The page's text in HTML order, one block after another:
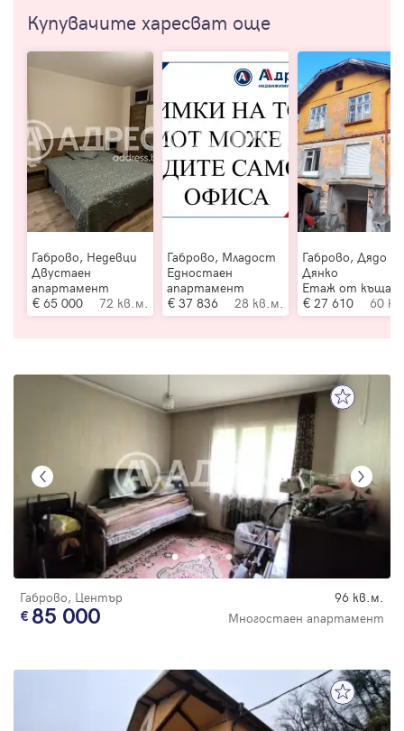
Купувачите харесват още
Габрово, Недевци
Двустаен
апартамент
65 000
72 кв.м.
Габрово, Младост
Едностаен
апартамент
37 836
28 кв.м.
Габрово, Дядо
Дянко
Етаж от къща
27 610
60
Габрово, Център 96 кв.м.
85 000 Многостаен апартамент